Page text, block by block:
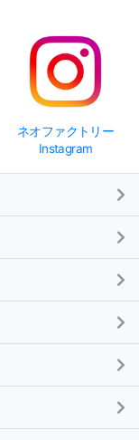
ネオファクトリー
Instagram